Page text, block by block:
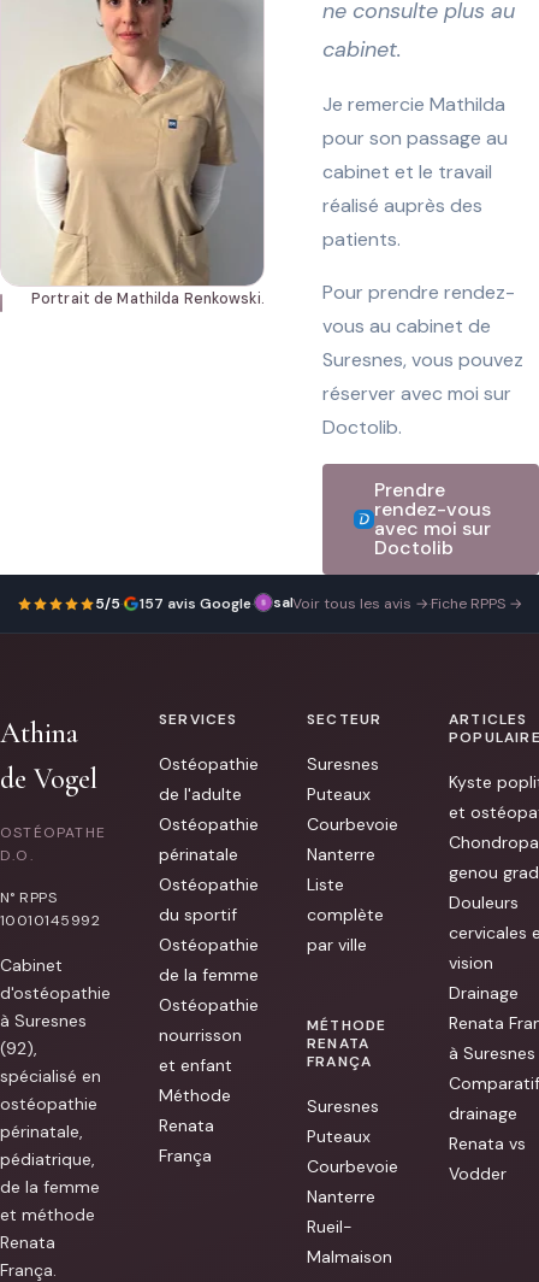
qu’elle
Portrait de Mathilda Renkowski.
ne consulte plus au
cabinet.
Je remercie Mathilda
pour son passage au
cabinet et le travail
réalisé auprès des
patients.
Pour prendre rendez-
vous au cabinet de
Suresnes, vous pouvez
réserver avec moi sur
Doctolib.
Prendre
rendez-vous
avec moi sur
Doctolib
5/5· 157 avis Google· sabrina tri8 janvier 2026
Bonjour
avec
De
Vogel
très
bon
accueil
bon
nettement
moins
mal
avais
au
[...]
Voir tous les avis →·Fiche RPPS →
Athina
de Vogel
OSTÉOPATHE
D.O.
N° RPPS
10010145992
Cabinet
d'ostéopathie
à Suresnes
(92),
spécialisé en
ostéopathie
périnatale,
pédiatrique,
de la femme
et méthode
Renata
França.
SERVICES
Ostéopathie
de l'adulte
Ostéopathie
périnatale
Ostéopathie
du sportif
Ostéopathie
de la femme
Ostéopathie
nourrisson
et enfant
Méthode
Renata
França
SECTEUR
Suresnes
Puteaux
Courbevoie
Nanterre
Liste
complète
par ville
MÉTHODE
RENATA
FRANÇA
Suresnes
Puteaux
Courbevoie
Nanterre
Rueil-
Malmaison
ARTICLES
Kyste
et
genou
Douleurs
cervicales
vision
Drainage
Renata
à Suresnes
Comparatif
drainage
Renata vs
Vodder